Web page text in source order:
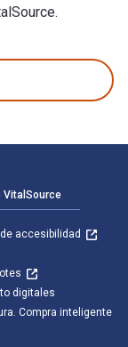
VitalSource
accesibilidad
digitales
Compra inteligente